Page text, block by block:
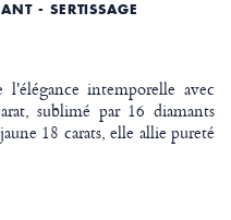
- SERTISSAGE
intemporelle avec
sublimé par 16 diamants
18 carats, elle allie pureté